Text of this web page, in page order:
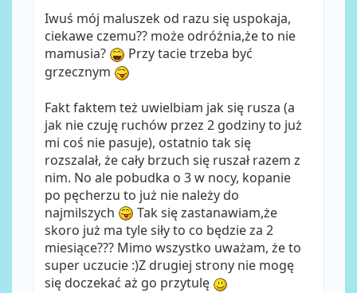
Iwuś mój maluszek od razu się uspokaja,
ciekawe czemu?? może odróżnia,że to nie
mamusia?
Przy tacie trzeba być
grzecznym
Fakt faktem też uwielbiam jak się rusza (a
jak nie czuję ruchów przez 2 godziny to już
mi coś nie pasuje), ostatnio tak się
rozszalał, że cały brzuch się ruszał razem z
nim. No ale pobudka o 3 w nocy, kopanie
po pęcherzu to już nie należy do
najmilszych
Tak się zastanawiam,że
skoro już ma tyle siły to co będzie za 2
miesiące??? Mimo wszystko uważam, że to
super uczucie :)Z drugiej strony nie mogę
się doczekać aż go przytulę